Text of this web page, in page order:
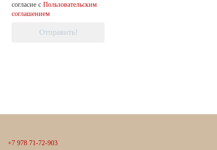
согласие с Пользовательским
соглашением
Отправить!
+7 978 71-72-903